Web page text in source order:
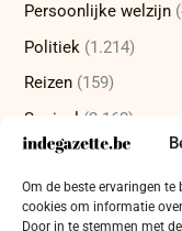
Om de beste ervaringen
cookies om informatie
Door in te stemmen met
Persoonlijke welzijn
Politiek (1.214)
Reizen (159)
Sociaal (2.162)
Sport(232)
Technologie(415)
Uncategorized(12)